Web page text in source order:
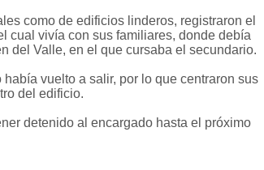
como de edificios linderos, registraron el
cual vivía con sus familiares, donde debía
del Valle, en el que cursaba el secundario.
vuelto a salir, por lo que centraron sus
del edificio.
detenido al encargado hasta el próximo